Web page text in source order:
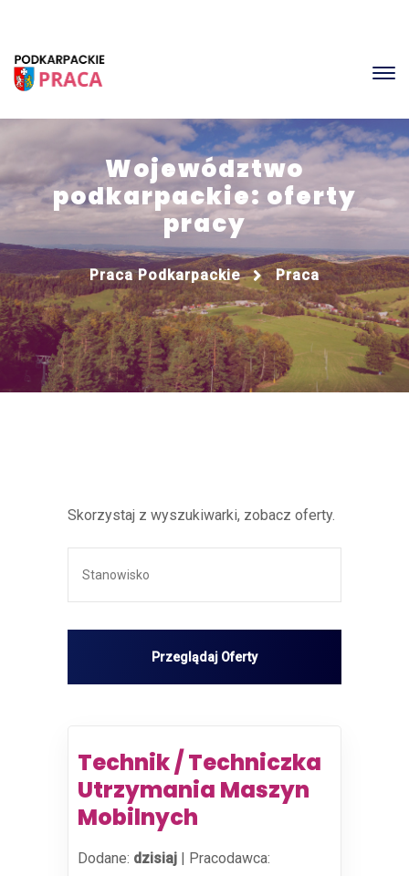
Województwo
podkarpackie: oferty
pracy
Praca Podkarpackie Praca
Skorzystaj z wyszukiwarki, zobacz oferty.
Technik / Techniczka
Utrzymania Maszyn
Mobilnych
Dodane: dzisiaj | Pracodawca: